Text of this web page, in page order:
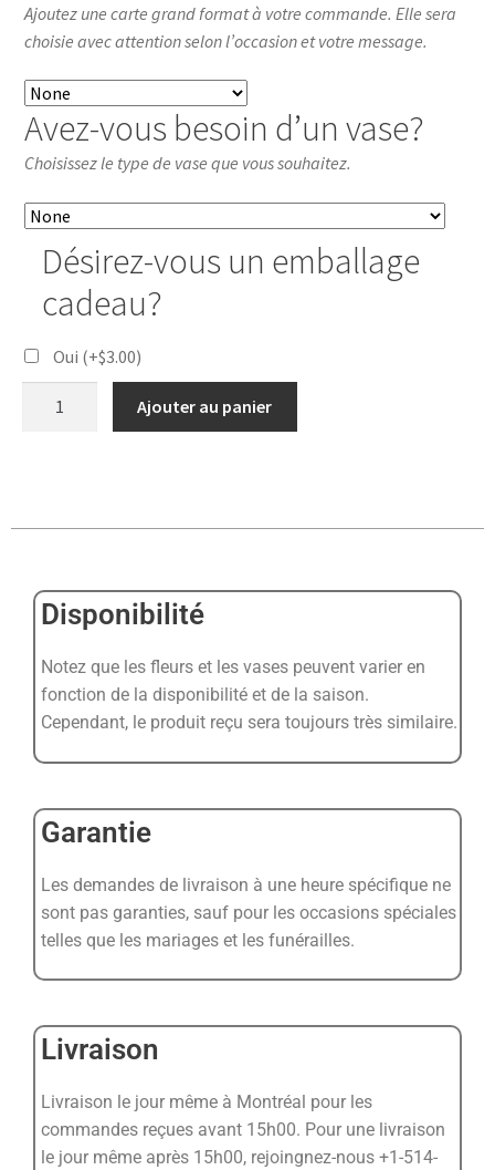
Ajoutez une carte grand format à votre commande. Elle sera
choisie avec attention selon l’occasion et votre message.
Avez-vous besoin d’un vase?
Choisissez le type de vase que vous souhaitez.
Désirez-vous un emballage
cadeau?
Oui (+$3.00)
Ajouter au panier
Disponibilité
Notez que les fleurs et les vases peuvent varier en
fonction de la disponibilité et de la saison.
Cependant, le produit reçu sera toujours très similaire.
Garantie
Les demandes de livraison à une heure spécifique ne
sont pas garanties, sauf pour les occasions spéciales
telles que les mariages et les funérailles.
Livraison
Livraison le jour même à Montréal pour les
commandes reçues avant 15h00. Pour une livraison
le jour même après 15h00, rejoingnez-nous +1-514-